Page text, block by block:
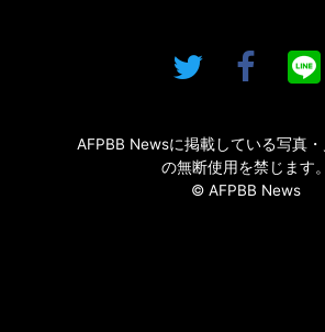
AFPBB Newsに掲載している写真
の無断使用を禁じます。
© AFPBB News